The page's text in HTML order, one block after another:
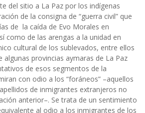
del sitio a La Paz por los indígenas
de la consigna de “guerra civil” que
de la caída de Evo Morales en
como de las arengas a la unidad en
cultural de los sublevados, entre ellos
algunas provincias aymaras de La Paz
de esos segmentos de la
con odio a los “foráneos” –aquellos
de inmigrantes extranjeros no
anterior–. Se trata de un sentimiento
al odio a los inmigrantes de los